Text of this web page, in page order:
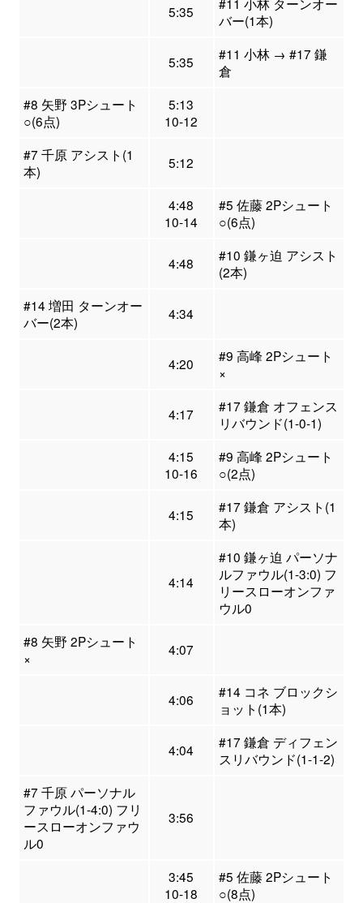
5:35
バー(1本)
5:35
#11 小林 → #17 鎌
倉
#8 矢野 3Pシュート
○(6点)
5:13
10-12
#7 千原 アシスト(1
本)
5:12
4:48
10-14
#5 佐藤 2Pシュート
○(6点)
4:48
#10 鎌ヶ迫 アシスト
(2本)
#14 増田 ターンオー
バー(2本)
4:34
4:20
#9 高峰 2Pシュート
×
4:17
#17 鎌倉 オフェンス
リバウンド(1-0-1)
4:15
10-16
#9 高峰 2Pシュート
○(2点)
4:15
#17 鎌倉 アシスト(1
本)
4:14
#10 鎌ヶ迫 パーソナ
ルファウル(1-3:0) フ
リースローオンファ
ウル0
#8 矢野 2Pシュート
×
4:07
4:06
#14 コネ ブロックシ
ョット(1本)
4:04
#17 鎌倉 ディフェン
スリバウンド(1-1-2)
#7 千原 パーソナル
ファウル(1-4:0) フリ
ースローオンファウ
ル0
3:56
3:45
10-18
#5 佐藤 2Pシュート
○(8点)